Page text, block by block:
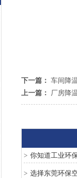
下一篇： 车间降
上一篇：
厂房降
> 你知道工业环
> 选择东莞环保